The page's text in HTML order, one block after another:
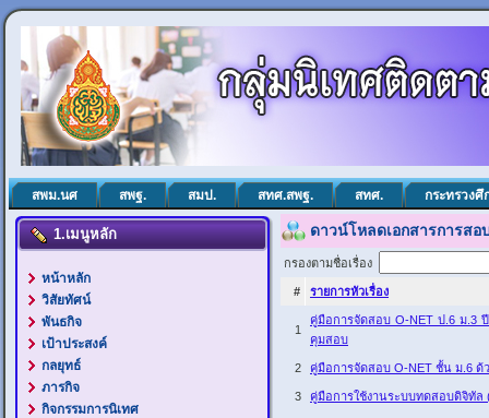
สพม.นศ สพฐ. สมป. สทศ.สพฐ. สทศ. กระทรวงศึ
1.เมนูหลัก
หน้าหลัก
วิสัยทัศน์
พันธกิจ
เป้าประสงค์
กลยุทธ์
ภารกิจ
กิจกรรมการนิเทศ
ดาวน์โหลดเอกสารการสอ
กรองตามชื่อเรื่อง
# รายการหัวเรื่อง
1
คู่มือการจัดสอบ O-NET ป.6 ม.3
คุมสอบ
2 คู่มือการจัดสอบ O-NET ชั้น ม.6
3 คู่มือการใช้งานระบบทดสอบดิจิทัล